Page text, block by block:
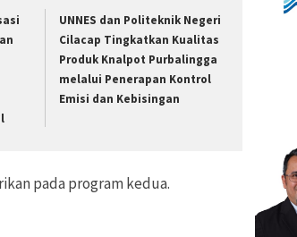
UNNES dan Politeknik Negeri
Cilacap Tingkatkan Kualitas
Produk Knalpot Purbalingga
melalui Penerapan Kontrol
Emisi dan Kebisingan
pada program kedua.